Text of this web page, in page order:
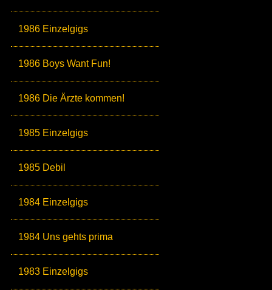
1986 Einzelgigs
1986 Boys Want Fun!
1986 Die Ärzte kommen!
1985 Einzelgigs
1985 Debil
1984 Einzelgigs
1984 Uns gehts prima
1983 Einzelgigs